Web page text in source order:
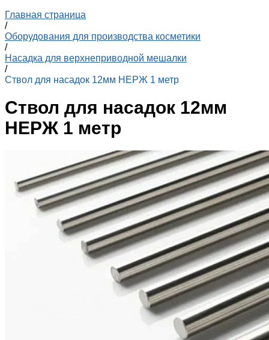
Главная страница
/
Оборудования для производства косметики
/
Насадка для верхнеприводной мешалки
/
Ствол для насадок 12мм НЕРЖ 1 метр
Ствол для насадок 12мм
НЕРЖ 1 метр